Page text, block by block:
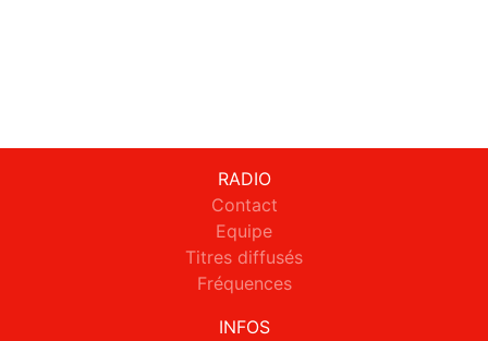
RADIO
Contact
Equipe
Titres diffusés
Fréquences
INFOS